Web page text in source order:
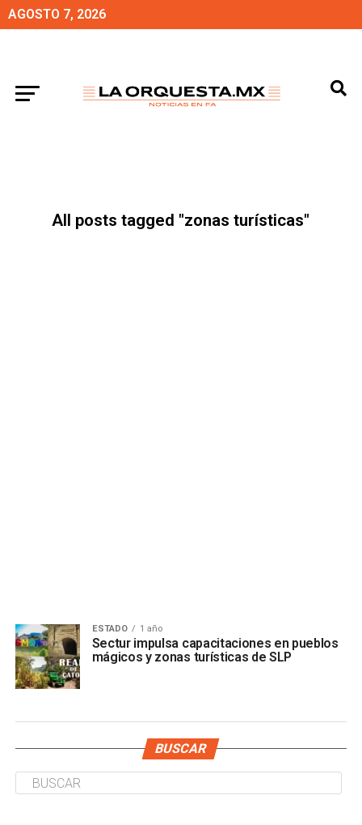
AGOSTO 7, 2026
All posts tagged "zonas turísticas"
ESTADO 1 año
Sectur impulsa capacitaciones en pueblos
mágicos y zonas turísticas de SLP
BUSCAR